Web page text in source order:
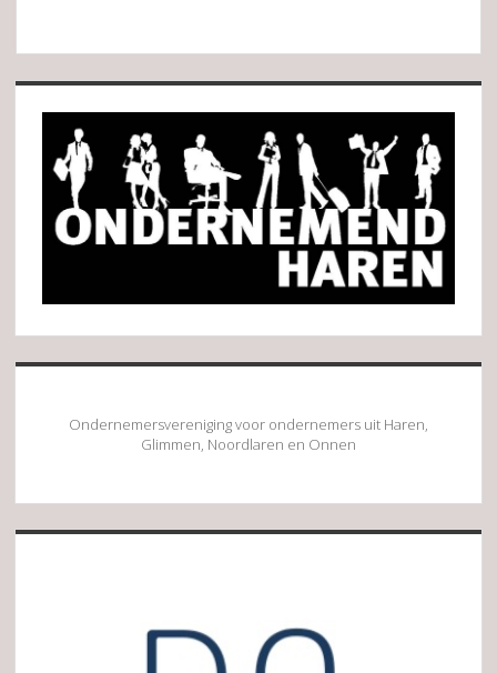
Sidebar
Ondernemersvereniging voor ondernemers uit Haren,
Glimmen, Noordlaren en Onnen